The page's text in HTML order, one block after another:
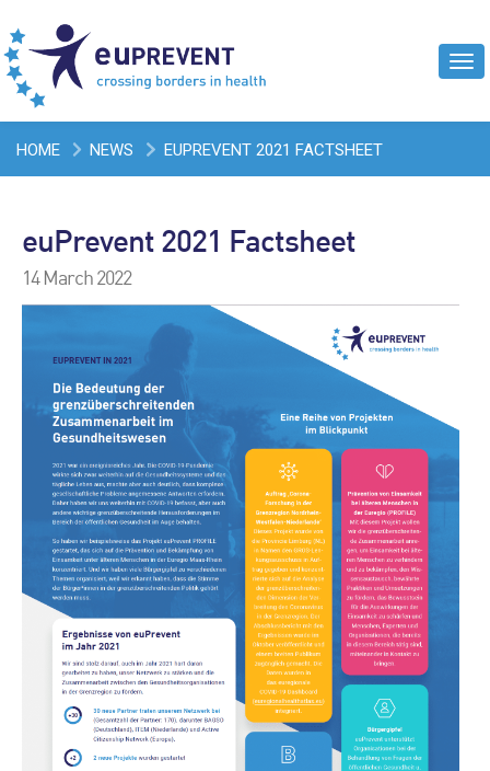
HOME NEWS EUPREVENT 2021 FACTSHEET
euPrevent 2021 Factsheet
14 March 2022